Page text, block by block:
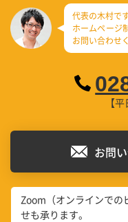
代表の木村で
ホームページ
お問い合わせ
【
お問
Zoom（オンラインでの
せも承ります。